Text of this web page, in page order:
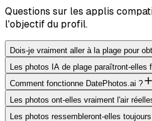
Questions sur les applis
l'objectif du profil.
Dois-je vraiment aller à la plage pour
Les photos IA de plage paraîtront-elles
Comment fonctionne DatePhotos.ai ?
Les photos ont-elles vraiment l'air
Les photos ressembleront-elles